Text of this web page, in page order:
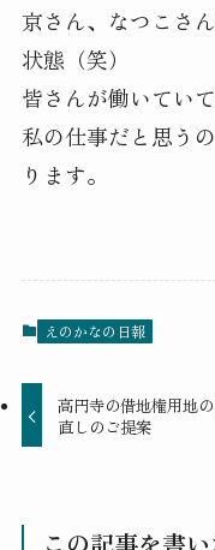
京さん、なつこさ
状態（笑）
皆さんが働いてい
私の仕事だと思う
ります。
えのかなの日報
高円寺の借地権用地
直しのご提案